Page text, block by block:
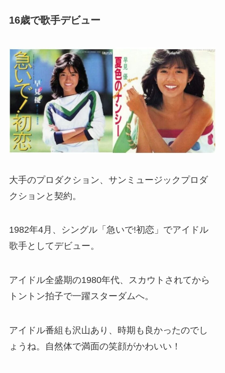
16歳で歌手デビュー
大手のプロダクション、サンミュージックプロダ
クションと契約。
1982年4月、シングル「急いで!初恋」でアイドル
歌手としてデビュー。
アイドル全盛期の1980年代、スカウトされてから
トントン拍子で一躍スターダムへ。
アイドル番組も沢山あり、時期も良かったのでし
ょうね。自然体で満面の笑顔がかわいい！